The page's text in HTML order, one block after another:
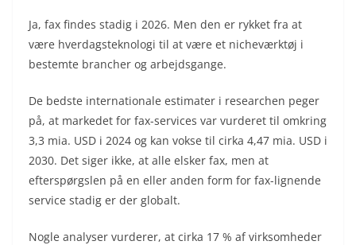
Ja, fax findes stadig i 2026. Men den er rykket fra at
være hverdagsteknologi til at være et nicheværktøj i
bestemte brancher og arbejdsgange.
De bedste internationale estimater i researchen peger
på, at markedet for fax-services var vurderet til omkring
3,3 mia. USD i 2024 og kan vokse til cirka 4,47 mia. USD i
2030. Det siger ikke, at alle elsker fax, men at
efterspørgslen på en eller anden form for fax-lignende
service stadig er der globalt.
Nogle analyser vurderer, at cirka 17 % af virksomheder